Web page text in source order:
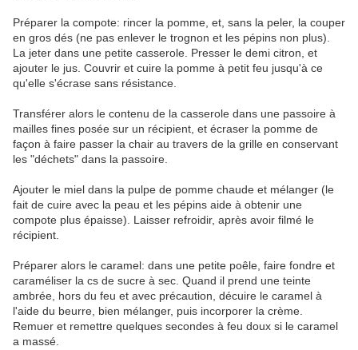
Préparer la compote: rincer la pomme, et, sans la peler, la couper
en gros dés (ne pas enlever le trognon et les pépins non plus).
La jeter dans une petite casserole. Presser le demi citron, et
ajouter le jus. Couvrir et cuire la pomme à petit feu jusqu'à ce
qu'elle s'écrase sans résistance.
Transférer alors le contenu de la casserole dans une passoire à
mailles fines posée sur un récipient, et écraser la pomme de
façon à faire passer la chair au travers de la grille en conservant
les "déchets" dans la passoire.
Ajouter le miel dans la pulpe de pomme chaude et mélanger (le
fait de cuire avec la peau et les pépins aide à obtenir une
compote plus épaisse). Laisser refroidir, après avoir filmé le
récipient.
Préparer alors le caramel: dans une petite poêle, faire fondre et
caraméliser la cs de sucre à sec. Quand il prend une teinte
ambrée, hors du feu et avec précaution, décuire le caramel à
l'aide du beurre, bien mélanger, puis incorporer la crème.
Remuer et remettre quelques secondes à feu doux si le caramel
a massé.